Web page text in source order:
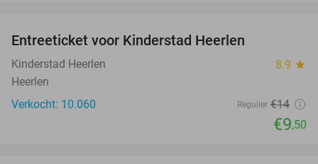
Entreeticket voor Kinderstad Heerlen
Kinderstad Heerlen 8.9 star
Heerlen
Verkocht: 10.060
Regulier €14
€9,50